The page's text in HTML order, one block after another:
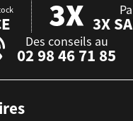
3X
Des conseils au
02 98 46 71 85